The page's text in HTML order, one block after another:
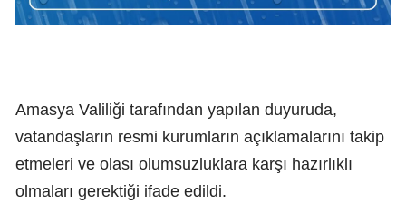
Amasya Valiliği tarafından yapılan duyuruda,
vatandaşların resmi kurumların açıklamalarını takip
etmeleri ve olası olumsuzluklara karşı hazırlıklı
olmaları gerektiği ifade edildi.